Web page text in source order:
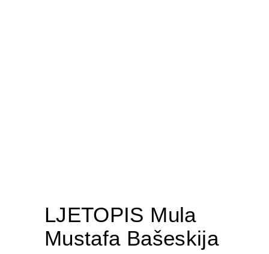
LJETOPIS Mula
Mustafa Bašeskija